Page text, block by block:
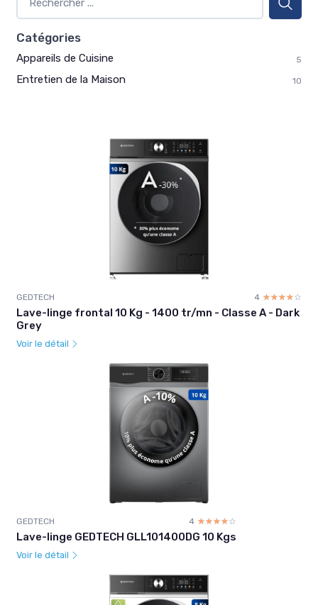
Catégories
Appareils de Cuisine 5
Entretien de la Maison 10
GEDTECH 4 ☆☆☆☆☆
★★★★★
Lave-linge frontal 10 Kg - 1400 tr/mn - Classe A - Dark
Grey
Voir le détail
GEDTECH 4 ☆☆☆☆☆
★★★★★
Lave-linge GEDTECH GLL101400DG 10 Kgs
Voir le détail